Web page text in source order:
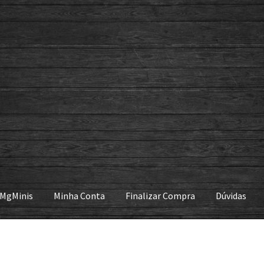
Minha Conta Finalizar Compra Dúvidas